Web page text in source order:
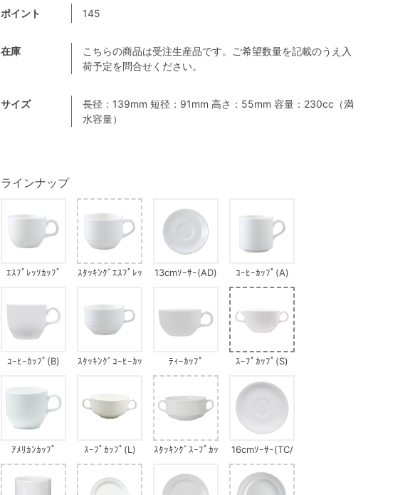
ポイント 145
在庫
こちらの商品は受注生産品です。ご希望数量を記載のうえ入
荷予定を問合せください。
サイズ
長径：139mm 短径：91mm 高さ：55mm 容量：230cc（満
水容量）
ラインナップ
ｴｽﾌﾟﾚｯｿｶｯﾌﾟ
ｽﾀｯｷﾝｸﾞｴｽﾌﾟﾚｯ
13cmｿｰｻｰ(AD) ｺｰﾋｰｶｯﾌﾟ(A)
ｺｰﾋｰｶｯﾌﾟ(B)
ｽﾀｯｷﾝｸﾞｺｰﾋｰｶｯ
ﾃｨｰｶｯﾌﾟ ｽｰﾌﾟｶｯﾌﾟ(S)
ｱﾒﾘｶﾝｶｯﾌﾟ ｽｰﾌﾟｶｯﾌﾟ(L)
ｽﾀｯｷﾝｸﾞｽｰﾌﾟｶｯ
16cmｿｰｻｰ(TC/
SP)